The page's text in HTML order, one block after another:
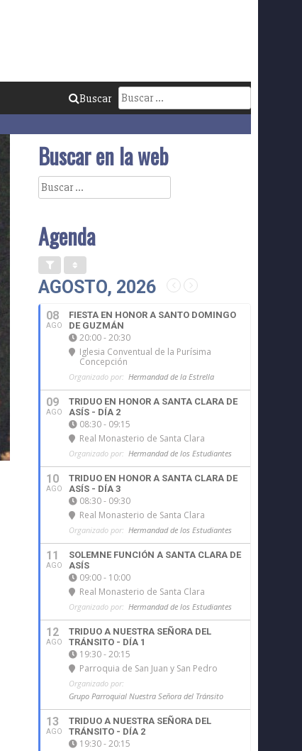
Buscar:
Buscar
Buscar en la web
Buscar:
Agenda
AGOSTO, 2026
08
AGO
FIESTA EN HONOR A SANTO DOMINGO
DE GUZMÁN
20:00 - 20:30
Iglesia Conventual de la Purísima
Concepción
Organizado por: Hermandad de la Estrella
09
AGO
TRIDUO EN HONOR A SANTA CLARA DE
ASÍS - DÍA 2
08:30 - 09:15
Real Monasterio de Santa Clara
Organizado por: Hermandad de los Estudiantes
10
AGO
TRIDUO EN HONOR A SANTA CLARA DE
ASÍS - DÍA 3
08:30 - 09:30
Real Monasterio de Santa Clara
Organizado por: Hermandad de los Estudiantes
11
AGO
SOLEMNE FUNCIÓN A SANTA CLARA DE
ASÍS
09:00 - 10:00
Real Monasterio de Santa Clara
Organizado por: Hermandad de los Estudiantes
12
AGO
TRIDUO A NUESTRA SEÑORA DEL
TRÁNSITO - DÍA 1
19:30 - 20:15
Parroquia de San Juan y San Pedro
Organizado por:
Grupo Parroquial Nuestra Señora del Tránsito
13
AGO
TRIDUO A NUESTRA SEÑORA DEL
TRÁNSITO - DÍA 2
19:30 - 20:15